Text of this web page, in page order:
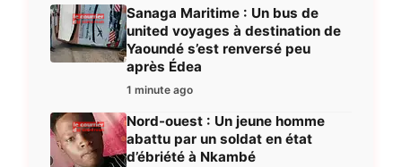
Sanaga Maritime : Un bus de
united voyages à destination de
Yaoundé s’est renversé peu
après Édea
1 minute ago
Nord-ouest : Un jeune homme
abattu par un soldat en état
d’ébriété à Nkambé